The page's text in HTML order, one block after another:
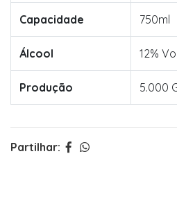
Capacidade 750ml
Álcool 12% Vol
Produção 5.000
Partilhar: